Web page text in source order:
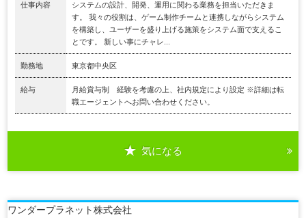
仕事内容
システムの設計、開発、運用に関わる業務を担当いただきま
す。 我々の役割は、ゲーム制作チームと連携しながらシステム
を構築し、ユーザーを盛り上げる施策をシステム面で支えるこ
とです。 新しい事にチャレ...
勤務地 東京都中央区
給与
月給賞与制 経験を考慮の上、社内規定により設定 ※詳細は転
職エージェントへお問い合わせください。
気になる
ワンダープラネット株式会社